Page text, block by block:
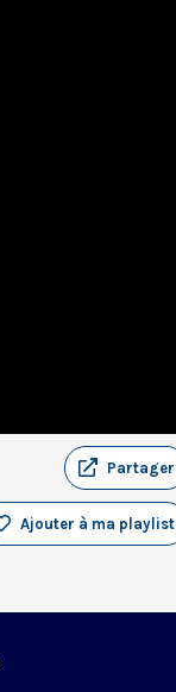
Partager
Ajouter à ma playlist